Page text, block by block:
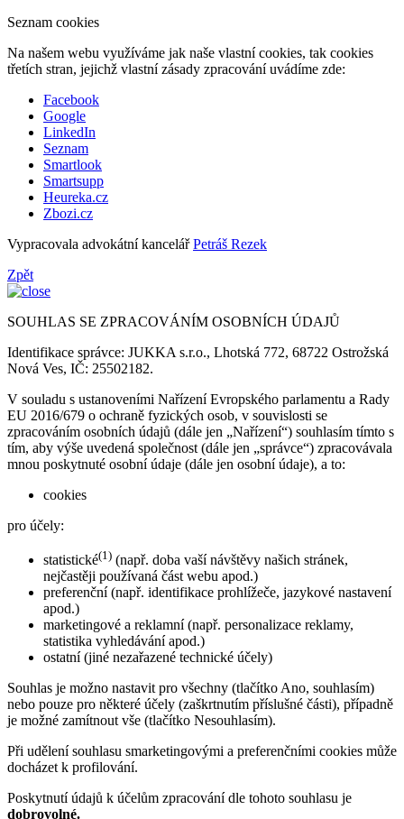
Seznam cookies
Na našem webu využíváme jak naše vlastní cookies, tak cookies
třetích stran, jejichž vlastní zásady zpracování uvádíme zde:
Facebook
Google
LinkedIn
Seznam
Smartlook
Smartsupp
Heureka.cz
Zbozi.cz
Vypracovala advokátní kancelářPetráš Rezek
Zpět
SOUHLAS SE ZPRACOVÁNÍM OSOBNÍCH ÚDAJŮ
Identifikace správce: JUKKA s.r.o., Lhotská 772, 68722 Ostrožská
Nová Ves, IČ: 25502182.
V souladu s ustanoveními Nařízení Evropského parlamentu a Rady
EU 2016/679 o ochraně fyzických osob, v souvislosti se
zpracováním osobních údajů (dále jen „Nařízení“) souhlasím tímto s
tím, aby výše uvedená společnost (dále jen „správce“) zpracovávala
mnou poskytnuté osobní údaje (dále jen osobní údaje), a to:
cookies
pro účely:
statistické(1) (např. doba vaší návštěvy našich stránek,
nejčastěji používaná část webu apod.)
preferenční (např. identifikace prohlížeče, jazykové nastavení
apod.)
marketingové a reklamní (např. personalizace reklamy,
statistika vyhledávání apod.)
ostatní (jiné nezařazené technické účely)
Souhlas je možno nastavit pro všechny (tlačítko Ano, souhlasím)
nebo pouze pro některé účely (zaškrtnutím příslušné části), případně
je možné zamítnout vše (tlačítko Nesouhlasím).
Při udělení souhlasu smarketingovými a preferenčními cookies může
docházet k profilování.
Poskytnutí údajů k účelům zpracování dle tohoto souhlasu je
dobrovolné.